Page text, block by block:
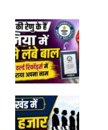
परिवार के
थी मृतका
जानकारी के
रहने वाली 67